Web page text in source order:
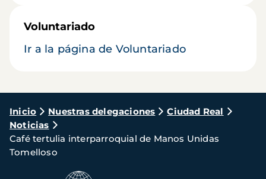
Voluntariado
Ir a la página de Voluntariado
Ruta
de
navegación
Inicio Nuestras delegaciones
Ciudad Real
Noticias
Café tertulia interparroquial de Manos Unidas
Tomelloso